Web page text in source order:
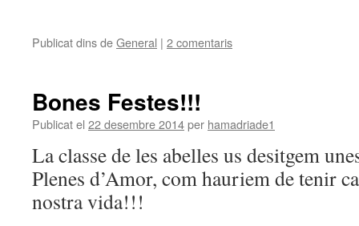
Publicat dins deGeneral | 2 comentaris
Bones Festes!!!
Publicat el 22 desembre 2014per hamadriade1
La classe de les abelles us desitgem
Plenes d’Amor, com hauriem de tenir
nostra vida!!!